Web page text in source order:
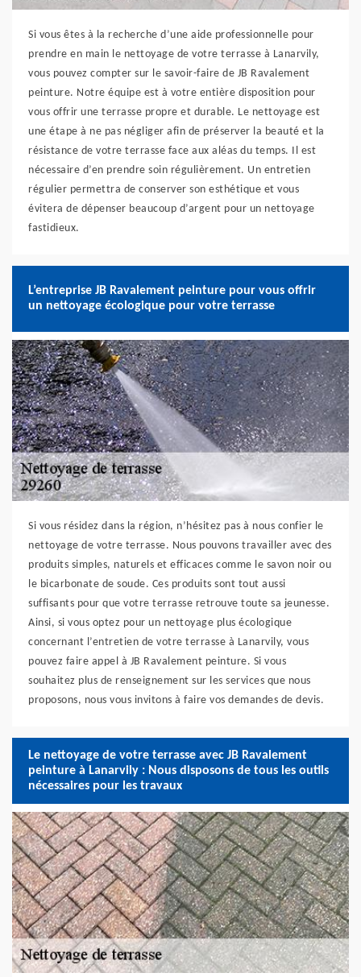
Si vous êtes à la recherche d’une aide professionnelle pour
prendre en main le nettoyage de votre terrasse à Lanarvily,
vous pouvez compter sur le savoir-faire de JB Ravalement
peinture. Notre équipe est à votre entière disposition pour
vous offrir une terrasse propre et durable. Le nettoyage est
une étape à ne pas négliger afin de préserver la beauté et la
résistance de votre terrasse face aux aléas du temps. Il est
nécessaire d’en prendre soin régulièrement. Un entretien
régulier permettra de conserver son esthétique et vous
évitera de dépenser beaucoup d’argent pour un nettoyage
fastidieux.
L’entreprise JB Ravalement peinture pour vous offrir
un nettoyage écologique pour votre terrasse
Si vous résidez dans la région, n’hésitez pas à nous confier le
nettoyage de votre terrasse. Nous pouvons travailler avec des
produits simples, naturels et efficaces comme le savon noir ou
le bicarbonate de soude. Ces produits sont tout aussi
suffisants pour que votre terrasse retrouve toute sa jeunesse.
Ainsi, si vous optez pour un nettoyage plus écologique
concernant l’entretien de votre terrasse à Lanarvily, vous
pouvez faire appel à JB Ravalement peinture. Si vous
souhaitez plus de renseignement sur les services que nous
proposons, nous vous invitons à faire vos demandes de devis.
Le nettoyage de votre terrasse avec JB Ravalement
peinture à Lanarvily : Nous disposons de tous les outils
nécessaires pour les travaux